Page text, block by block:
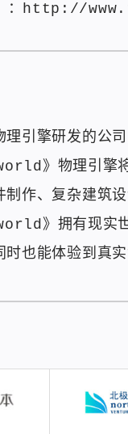
http://
引擎研发的公
》物理引擎
作、复杂建筑
》拥有现实
也能体验到真实